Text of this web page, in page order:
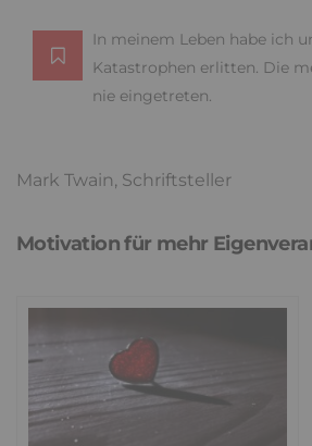
In meinem Leben habe ich
Katastrophen erlitten. Die
nie eingetreten.
Mark Twain, Schriftsteller
Motivation für mehr